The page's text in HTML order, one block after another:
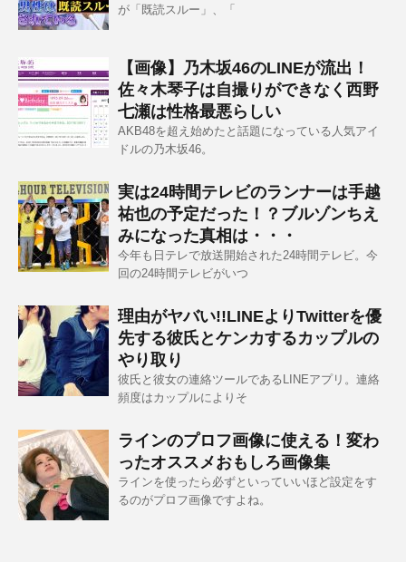
が「既読スルー」、「
【画像】乃木坂46のLINEが流出！
佐々木琴子は自撮りができなく西野
七瀬は性格最悪らしい
AKB48を超え始めたと話題になっている人気アイ
ドルの乃木坂46。
実は24時間テレビのランナーは手越
祐也の予定だった！？ブルゾンちえ
みになった真相は・・・
今年も日テレで放送開始された24時間テレビ。今
回の24時間テレビがいつ
理由がヤバい!!LINEよりTwitterを優
先する彼氏とケンカするカップルの
やり取り
彼氏と彼女の連絡ツールであるLINEアプリ。連絡
頻度はカップルによりそ
ラインのプロフ画像に使える！変わ
ったオススメおもしろ画像集
ラインを使ったら必ずといっていいほど設定をす
るのがプロフ画像ですよね。